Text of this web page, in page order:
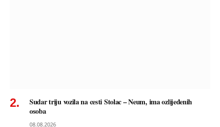
Sudar triju vozila na cesti Stolac – Neum, ima ozlijeđenih
osoba
08.08.2026